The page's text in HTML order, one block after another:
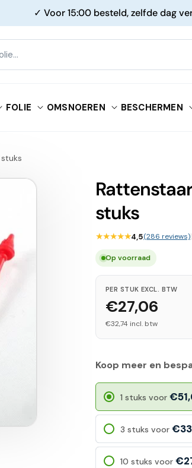
✓ Voor 15:00 besteld, zelfde dag
FOLIE OMSNOEREN BESCHERMEN
stuks
★★★★★4,5(286 reviews)|
Op voorraad
PER STUK EXCL. BTW
€27,06
€32,74 incl. btw
Koop meer en
1 stuks voor
3 stuks voor
10 stuks voor